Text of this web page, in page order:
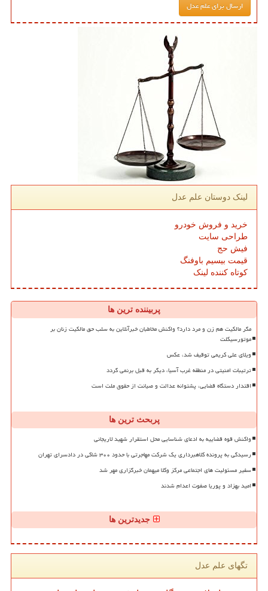
لینک دوستان علم عدل
خرید و فروش خودرو
طراحی سایت
فیش حج
قیمت بیسیم باوفنگ
کوتاه کننده لینک
پربیننده ترین ها
مگر مالکیت هم زن و مرد دارد؟ واکنش مخاطبان خبرآنلاین به سلب حق مالکیت زنان بر
موتورسیکلت
ویلای علی کریمی توقیف شد، عکس
ترتیبات امنیتی در منطقه غرب آسیا، دیگر به قبل برنمی گردد
اقتدار دستگاه قضایی، پشتوانه عدالت و صیانت از حقوق ملت است
پربحث ترین ها
واکنش قوه قضاییه به ادعای شناسایی محل استقرار شهید لاریجانی
رسیدگی به پرونده کلاهبرداری یک شرکت مهاجرتی با حدود ۳۰۰ شاکی در دادسرای تهران
سفیر مسئولیت های اجتماعی مرکز وکلا میهمان خبرگزاری مهر شد
امید بهزاد و پوریا صفوت اعدام شدند
جدیدترین ها
تگهای علم عدل